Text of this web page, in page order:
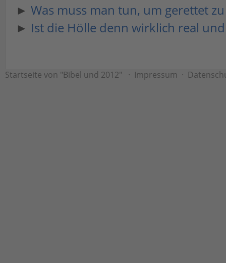
► Was muss man tun, um gerettet
► Ist die Hölle denn wirklich real
Startseite von "Bibel und 2012" · Impressum ·